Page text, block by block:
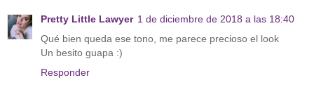
Pretty Little Lawyer 1 de diciembre de 2018 a las 18:40
Qué bien queda ese tono, me parece precioso el look
Un besito guapa :)
Responder